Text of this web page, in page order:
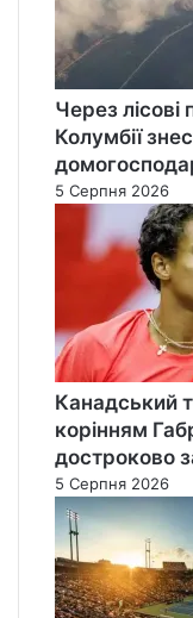
Через лісові
Колумбії
5 Серпня 2026
Канадський
корінням
достроково
5 Серпня 2026